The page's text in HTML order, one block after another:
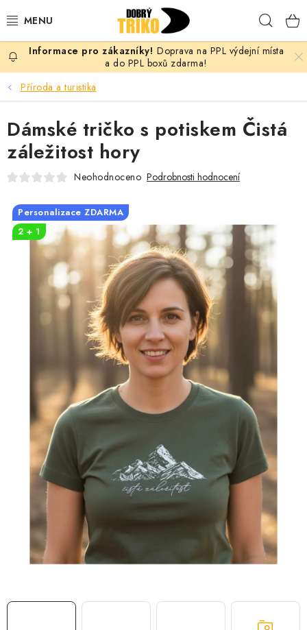
na
PRO ŽENY
PRO MUŽE
PRO DĚTI
PRO PÁRY
VLASTNÍ MOTIV
OKAMŽITĚ K ODBĚRU
MÁM SRDCE POMÁHÁM
VÁNOCE
PROVIZNÍ SYSTÉM
O nás Časté otázky
Obchodní podmínky
Zásady zpracování ochrany osobních údajů
Napište nám
Doprava na PPL výdejní místa
a do PPL boxů zdarma!
Příroda a turistika
Dámské tričko s potiskem Čistá
záležitost hory
Neohodnoceno Podrobnosti hodnocení
Personalizace ZDARMA
2 + 1